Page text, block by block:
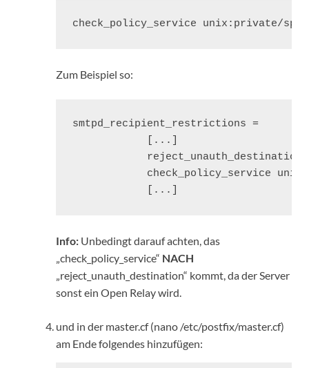
check_policy_service unix:private/
Zum Beispiel so:
smtpd_recipient_restrictions =
            [...]
            reject_unauth_destination
check_policy_service
            [...]
Info: Unbedingt darauf achten, das
„check_policy_service“ NACH
„reject_unauth_destination“ kommt, da der Server
sonst ein Open Relay wird.
und in der master.cf (nano /etc/postfix/master.cf)
am Ende folgendes hinzufügen: